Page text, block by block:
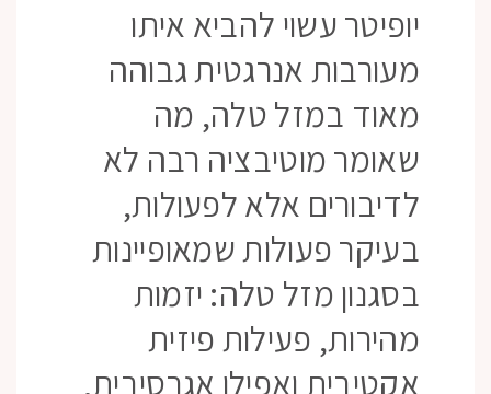
יופיטר עשוי להביא איתו
מעורבות אנרגטית גבוהה
מאוד במזל טלה, מה
שאומר מוטיבציה רבה לא
לדיבורים אלא לפעולות,
בעיקר פעולות שמאופיינות
בסגנון מזל טלה: יזמות
מהירות, פעילות פיזית
אקטיבית ואפילו אגרסיבית,